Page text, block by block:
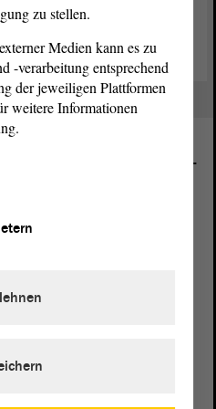
im Landtag von Sachsen-
zu stellen.
Medien kann es zu
-verarbeitung entsprechend
der jeweiligen Plattformen
weitere Informationen